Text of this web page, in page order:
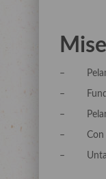
–
–
– Pelar y
– Con un
–